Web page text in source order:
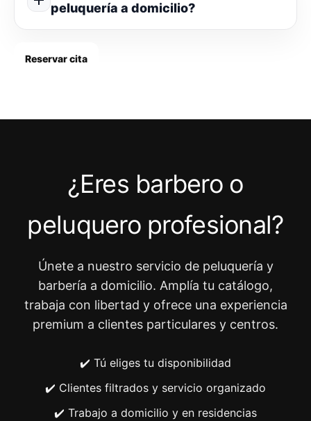
peluquería a domicilio?
Reservar cita
¿Eres barbero o
peluquero profesional?
Únete a nuestro servicio de peluquería y
barbería a domicilio. Amplía tu catálogo,
trabaja con libertad y ofrece una experiencia
premium a clientes particulares y centros.
✔️ Tú eliges tu disponibilidad
✔️ Clientes filtrados y servicio organizado
✔️ Trabajo a domicilio y en residencias